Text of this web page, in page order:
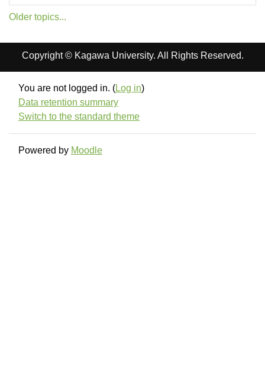
Older topics...
Copyright © Kagawa University. All Rights Reserved.
You are not logged in. (Log in)
Data retention summary
Switch to the standard theme
Powered by Moodle